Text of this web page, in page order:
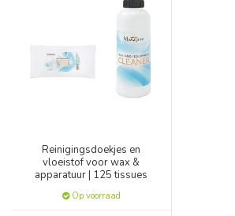
Reinigingsdoekjes en
vloeistof voor wax &
apparatuur | 125 tissues
Op voorraad